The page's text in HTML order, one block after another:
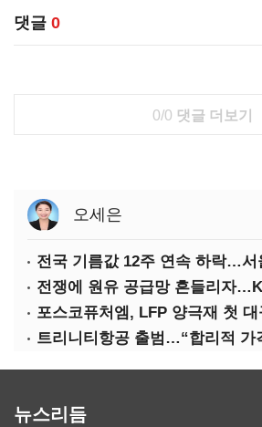
댓글 0
0/0 댓글 더보기
오세은
뉴스리듬